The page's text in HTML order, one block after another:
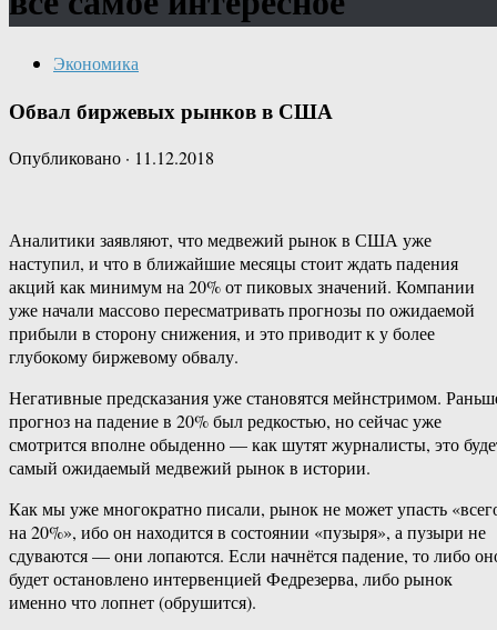
Экономика
Обвал биржевых рынков в США
Опубликовано · 11.12.2018
Аналитики заявляют, что медвежий рынок в США уже
наступил, и что в ближайшие месяцы стоит ждать падения
акций как минимум на 20% от пиковых значений. Компании
уже начали массово пересматривать прогнозы по ожидаемой
прибыли в сторону снижения, и это приводит к у более
глубокому биржевому обвалу.
Негативные предсказания уже становятся мейнстримом.
прогноз на падение в 20% был редкостью, но сейчас уже
смотрится вполне обыденно — как шутят журналисты, это
самый ожидаемый медвежий рынок в истории.
Как мы уже многократно писали, рынок не может упасть
на 20%», ибо он находится в состоянии «пузыря», а пузыри не
сдуваются — они лопаются. Если начнётся падение, то либо
будет остановлено интервенцией Федрезерва, либо рынок
именно что лопнет (обрушится).